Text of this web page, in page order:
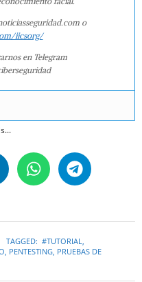
o
iicsorg/
en Telegram
TAGGED: #TUTORIAL,
, PENTESTING, PRUEBAS DE